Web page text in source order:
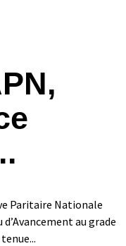
Paritaire Nationale
d’Avancement au grade